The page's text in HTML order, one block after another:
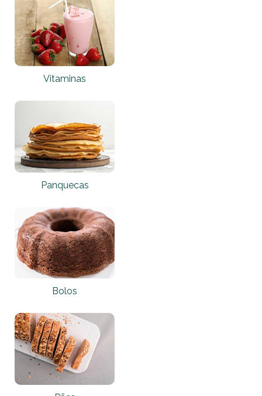
Vitaminas
Panquecas
Bolos